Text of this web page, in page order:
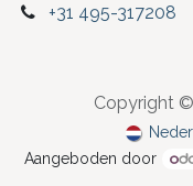
+31 495-317208
Copyright
Aangeboden door